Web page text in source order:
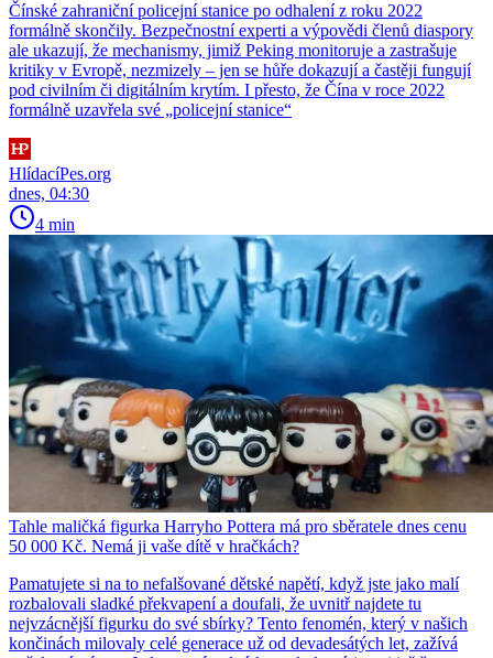
Čínské zahraniční policejní stanice po odhalení z roku 2022
formálně skončily. Bezpečnostní experti a výpovědi členů diaspory
ale ukazují, že mechanismy, jimiž Peking monitoruje a zastrašuje
kritiky v Evropě, nezmizely – jen se hůře dokazují a častěji fungují
pod civilním či digitálním krytím. I přesto, že Čína v roce 2022
formálně uzavřela své „policejní stanice“
HlídacíPes.org
dnes, 04:30
4 min
Tahle maličká figurka Harryho Pottera má pro sběratele dnes cenu
50 000 Kč. Nemá ji vaše dítě v hračkách?
Pamatujete si na to nefalšované dětské napětí, když jste jako malí
rozbalovali sladké překvapení a doufali, že uvnitř najdete tu
nejvzácnější figurku do své sbírky? Tento fenomén, který v našich
končinách milovaly celé generace už od devadesátých let, zažívá